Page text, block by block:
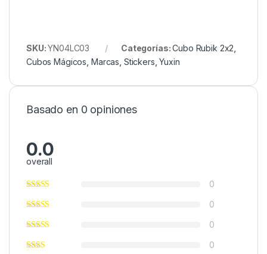
SKU:YN04LC03 Categorías:Cubo Rubik 2x2
Cubos Mágicos Marcas Stickers ,Yuxin
Basado en 0 opiniones
0.0
overall
0
0
0
0